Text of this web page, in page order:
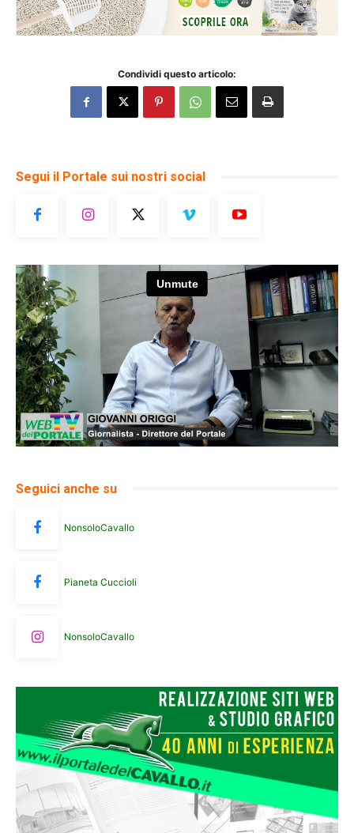
Condividi questo articolo:
Segui il Portale sui nostri social
Seguici anche su
NonsoloCavallo
Pianeta Cuccioli
NonsoloCavallo